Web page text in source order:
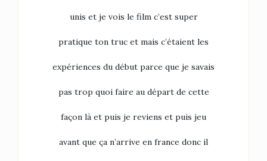
unis et je vois le film c’est super
pratique ton truc et mais c’étaient les
expériences du début parce que je savais
pas trop quoi faire au départ de cette
façon là et puis je reviens et puis jeu
avant que ça n’arrive en france donc il